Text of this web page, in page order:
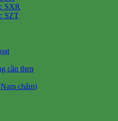
SXR
SZT
cần then
châm)